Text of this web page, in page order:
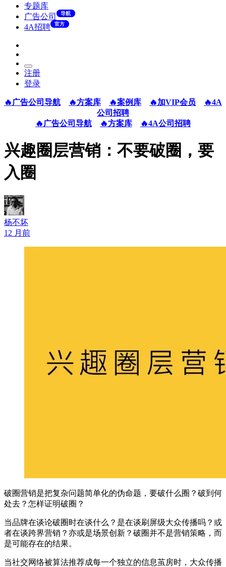
专题库
广告公司
导航
4A招聘 官方
注册
登录
🔥广告公司导航 🔥方案库 🔥案例库 🔥加VIP会员
🔥4A
公司招聘
🔥广告公司导航
🔥方案库 🔥4A公司招聘
兴趣圈层营销：不要破圈，要
入圈
杨不坏
12 月前
破圈营销是把复杂问题简单化的伪命题，要破什么圈？破到何
处去？怎样证明破圈？
当品牌在谈论破圈时在谈什么？是在谈刷屏级大众传播吗？或
者在谈跨界营销？亦或是场景创新？破圈并不是营销策略，而
是可能存在的结果。
当社交网络被算法推荐成每一个独立的信息茧房时，大众传播